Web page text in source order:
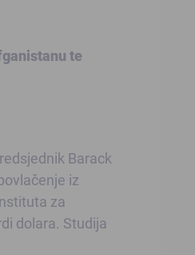
te
Barack
iz
za
dolara. Studija